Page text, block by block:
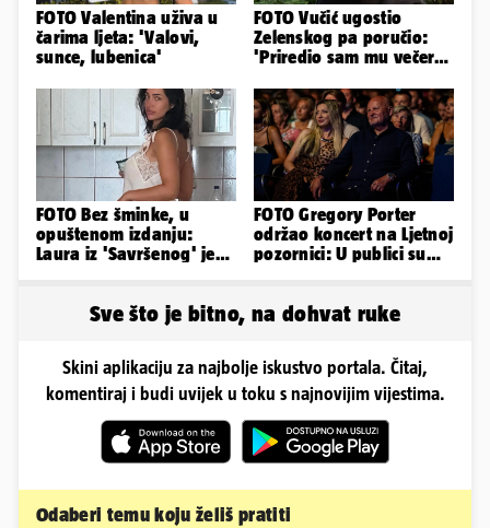
FOTO Valentina uživa u
čarima ljeta: 'Valovi,
sunce, lubenica'
FOTO Vučić ugostio
Zelenskog pa poručio:
'Priredio sam mu večeru
FOTO Bez šminke, u
opuštenom izdanju:
Laura iz 'Savršenog' je
FOTO Gregory Porter
održao koncert na Ljetnoj
pozornici: U publici su
Sve što je bitno, na dohvat ruke
Skini aplikaciju za najbolje iskustvo portala. Čitaj,
komentiraj i budi uvijek u toku s najnovijim vijestima.
Odaberi temu koju želiš pratiti